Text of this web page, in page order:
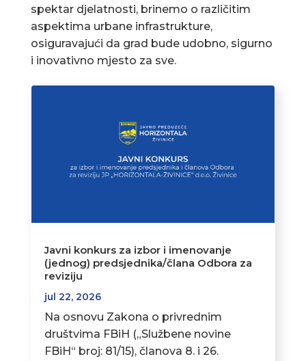
spektar djelatnosti, brinemo o različitim
aspektima urbane infrastrukture,
osiguravajući da grad bude udobno, sigurno
i inovativno mjesto za sve.
Javni konkurs za izbor i imenovanje
(jednog) predsjednika/člana Odbora za
reviziju
jul 22, 2026
Na osnovu Zakona o privrednim
društvima FBiH („Službene novine
FBiH“ broj: 81/15), članova 8. i 26.